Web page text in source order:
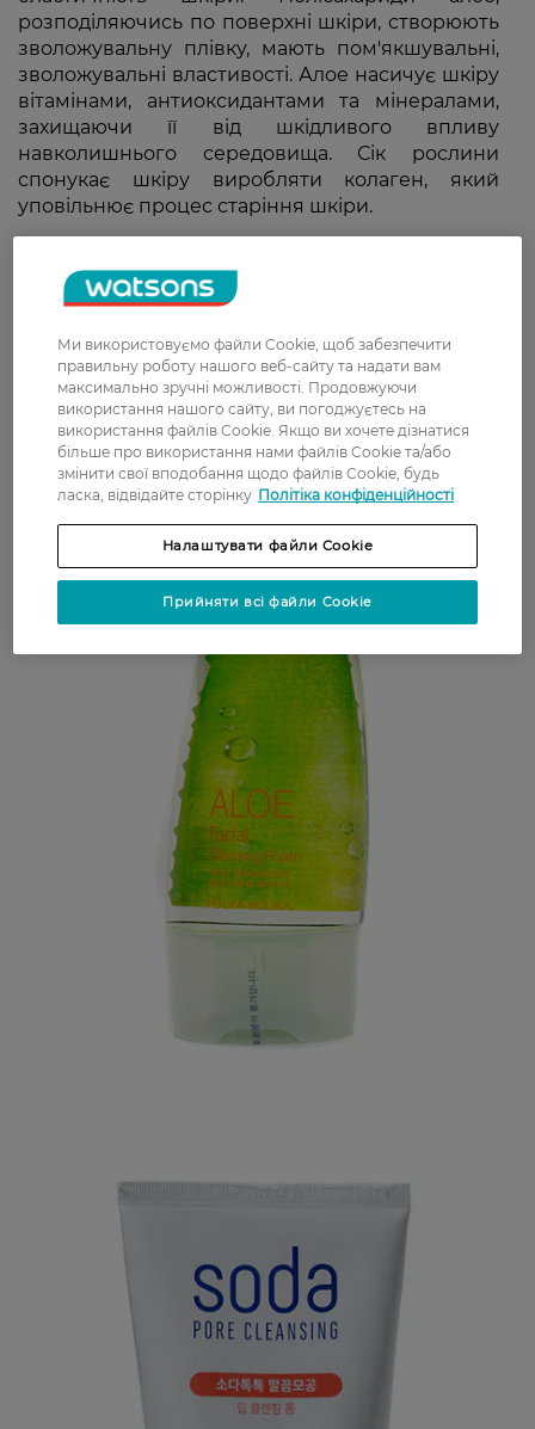
розподіляючись по поверхні шкіри, створюють
зволожувальну плівку, мають пом'якшувальні,
зволожувальні властивості. Алое насичує шкіру
вітамінами, антиоксидантами та мінералами,
захищаючи її від шкідливого впливу
навколишнього середовища. Сік рослини
спонукає шкіру виробляти колаген, який
уповільнює процес старіння шкіри.
Ми використовуємо файли Cookie, щоб забезпечити
правильну роботу нашого веб-сайту та надати вам
максимально зручні можливості. Продовжуючи
використання нашого сайту, ви погоджуєтесь на
використання файлів Cookie. Якщо ви хочете дізнатися
більше про використання нами файлів Cookie та/або
змінити свої вподобання щодо файлів Cookie, будь
ласка, відвідайте сторінку Політіка конфіденційності
Налаштувати файли Cookie
Прийняти всі файли Cookie